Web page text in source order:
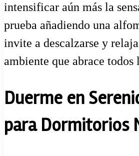
intensificar aún más la
prueba añadiendo una
invite a descalzarse y
ambiente que abrace todos
Duerme en
para Dormitorios